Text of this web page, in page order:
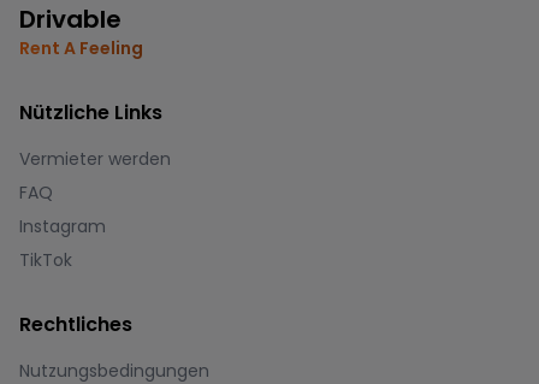
Drivable
Rent A Feeling
Nützliche Links
Vermieter werden
FAQ
Instagram
TikTok
Rechtliches
Nutzungsbedingungen